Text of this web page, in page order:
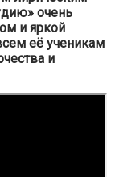
очень
и яркой
её ученикам
и